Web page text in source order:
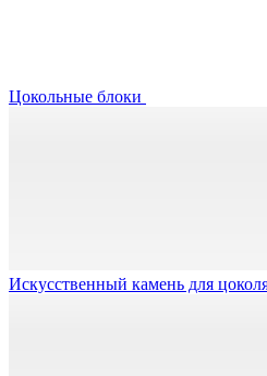
Цокольные блоки
Искусственный камень для